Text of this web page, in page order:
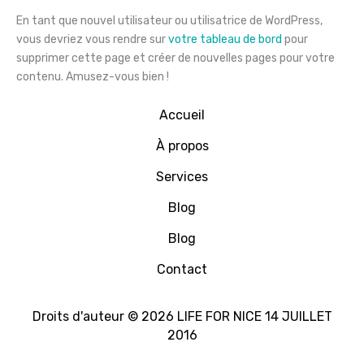
En tant que nouvel utilisateur ou utilisatrice de WordPress,
vous devriez vous rendre survotre tableau de bord pour
supprimer cette page et créer de nouvelles pages pour votre
contenu. Amusez-vous bien !
Accueil
À propos
Services
Blog
Blog
Contact
Droits d'auteur © 2026 LIFE FOR NICE 14 JUILLET
2016